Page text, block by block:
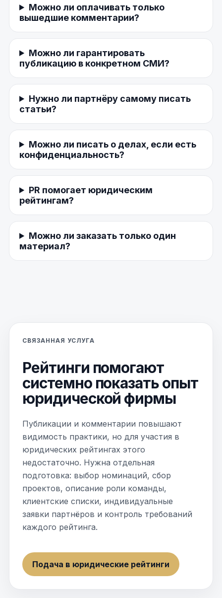
Можно ли оплачивать только
вышедшие комментарии?
Можно ли гарантировать
публикацию в конкретном СМИ?
Нужно ли партнёру самому писать
статьи?
Можно ли писать о делах, если есть
конфиденциальность?
PR помогает юридическим
рейтингам?
Можно ли заказать только один
материал?
СВЯЗАННАЯ УСЛУГА
Рейтинги помогают
системно показать опыт
юридической фирмы
Публикации и комментарии повышают
видимость практики, но для участия в
юридических рейтингах этого
недостаточно. Нужна отдельная
подготовка: выбор номинаций, сбор
проектов, описание роли команды,
клиентские списки, индивидуальные
заявки партнёров и контроль требований
каждого рейтинга.
Подача в юридические рейтинги